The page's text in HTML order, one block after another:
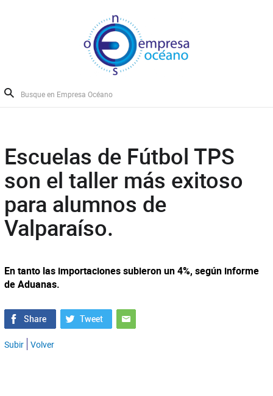
Escuelas de Fútbol TPS
son el taller más exitoso
para alumnos de
Valparaíso.
En tanto las importaciones subieron un 4%, según informe
de Aduanas.
Subir Volver